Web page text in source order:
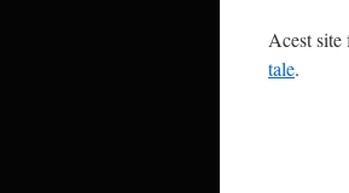
Acest site
tale.